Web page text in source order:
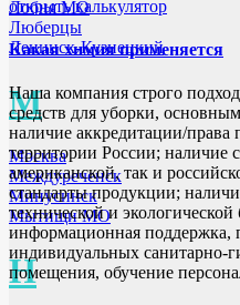
Лобня МО
Люберцы
Ленинск-Кузнецкий
М
Москва
Междуреченск
Минусинск
Мытищи МО
Н
открыть калькулятор
Какая химия применяется
Наша компания строго
средств для уборки,
наличие аккредитации/права
территории России; наличие
американской, так и
стандарты продукции;
технической и
информационная поддержка,
индивидуальных санитарно-
помещения, обучение